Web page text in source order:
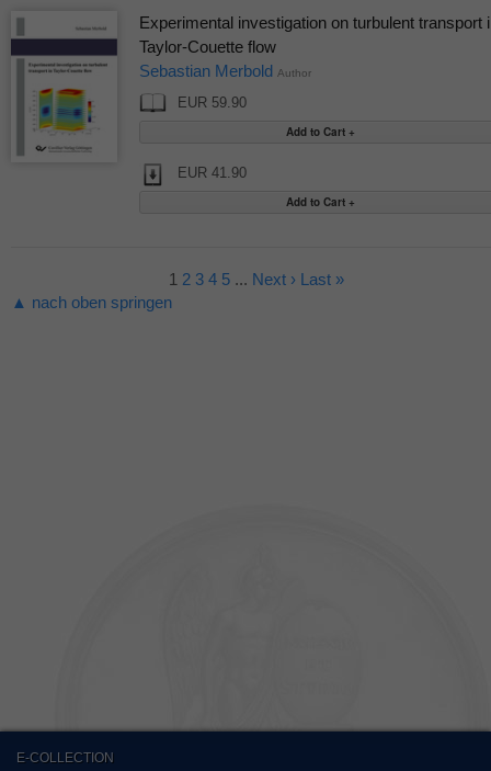
Experimental investigation on turbulent transport
Taylor-Couette flow
Sebastian Merbold Author
EUR 59.90
EUR 41.90
1 2 3 4 5 ... Next › Last »
▲ nach oben springen
E-COLLECTION